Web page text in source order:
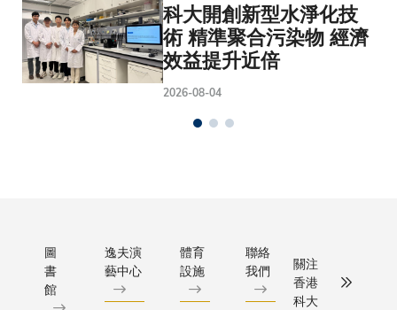
科大開創新型水淨化技
術 精準聚合污染物 經濟
效益提升近倍
2026-08-04
圖
書
館
逸夫演
藝中心
體育
設施
聯絡
我們
關注
香港
科大